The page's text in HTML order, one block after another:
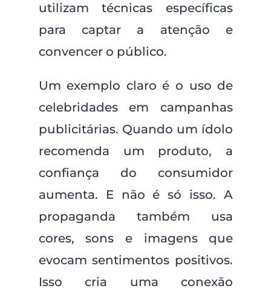
utilizam técnicas específicas
para captar a atenção e
convencer o público.
Um exemplo claro é o uso de
celebridades em campanhas
publicitárias. Quando um ídolo
recomenda um produto, a
confiança do consumidor
aumenta. E não é só isso. A
propaganda também usa
cores, sons e imagens que
evocam sentimentos positivos.
Isso cria uma conexão